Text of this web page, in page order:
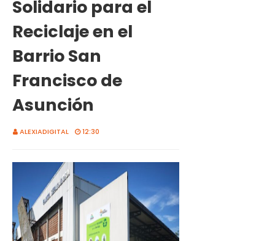
Solidario para el
Reciclaje en el
Barrio San
Francisco de
Asunción
ALEXIADIGITAL 12:30